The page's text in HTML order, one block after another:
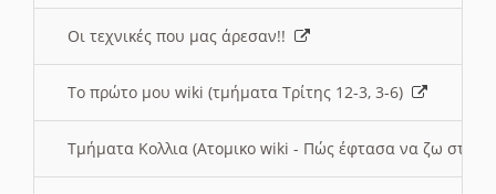
Οι τεχνικές που μας άρεσαν!!
Το πρώτο μου wiki (τμήματα Τρίτης 12-3, 3-6)
Τμήματα Κολλια (Ατομικο wiki - Πώς έφτασα να ζω στην